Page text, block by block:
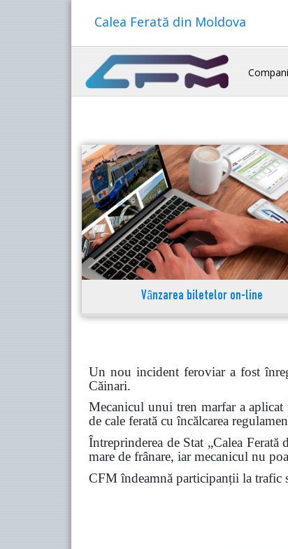
Calea Ferată din Moldova
Vânzarea biletelor on-line
Un nou incident feroviar a fost
Căinari.
Mecanicul unui tren marfar a aplicat
de cale ferată cu încălcarea
Întreprinderea de Stat „Calea
mare de frânare, iar mecanicul nu
CFM îndeamnă participanții la trafic